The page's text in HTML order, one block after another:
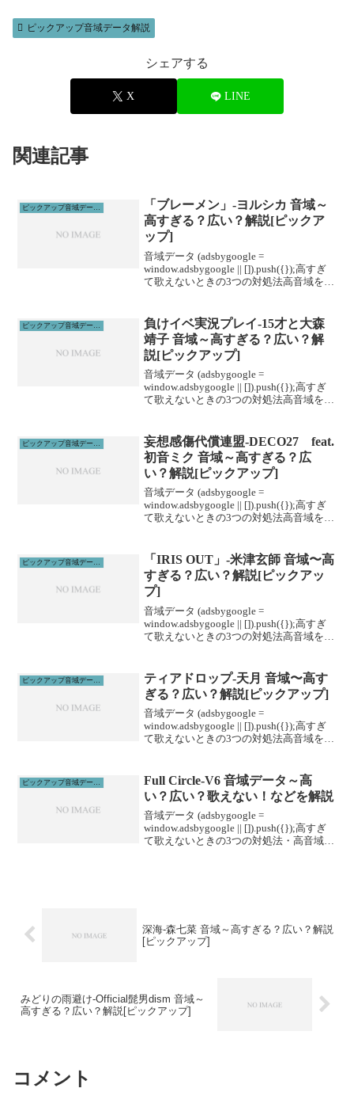
ピックアップ音域データ解説
シェアする
X LINE
関連記事
「ブレーメン」-ヨルシカ 音域～
高すぎる？広い？解説[ピックア
ップ]
音域データ (adsbygoogle =
window.adsbygoogle || []).push({});高すぎ
て歌えないときの3つの対処法高音域を広
ルに通うこと...
負けイベ実況プレイ-15才と大森
靖子 音域～高すぎる？広い？解
説[ピックアップ]
音域データ (adsbygoogle =
window.adsbygoogle || []).push({});高すぎ
て歌えないときの3つの対処法高音域を広
ルに通うこと...
ピックアップ音域データ解説
妄想感傷代償連盟-DECO27 feat.
初音ミク 音域～高すぎる？広
い？解説[ピックアップ]
音域データ (adsbygoogle =
window.adsbygoogle || []).push({});高すぎ
て歌えないときの3つの対処法高音域を広
ルに通うこと...
「IRIS OUT」-米津玄師 音域〜高
すぎる？広い？解説[ピックアッ
プ]
音域データ (adsbygoogle =
window.adsbygoogle || []).push({});高すぎ
て歌えないときの3つの対処法高音域を広
ルに通うこと...
ティアドロップ-天月 音域〜高す
ぎる？広い？解説[ピックアップ]
音域データ (adsbygoogle =
window.adsbygoogle || []).push({});高すぎ
て歌えないときの3つの対処法高音域を広
ルに通うこと...
ピックアップ音域データ解説
Full Circle-V6 音域データ～高
い？広い？歌えない！などを解説
音域データ (adsbygoogle =
window.adsbygoogle || []).push({});高すぎ
て歌えないときの3つの対処法・高音域を
深海-森七菜 音域～高すぎる？広い？解説
[ピックアップ]
みどりの雨避け-Official髭男dism 音域～
高すぎる？広い？解説[ピックアップ]
コメント